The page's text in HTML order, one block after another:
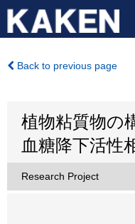
Back to previous page
植物粘質物の
血糖降下活性
Research Project